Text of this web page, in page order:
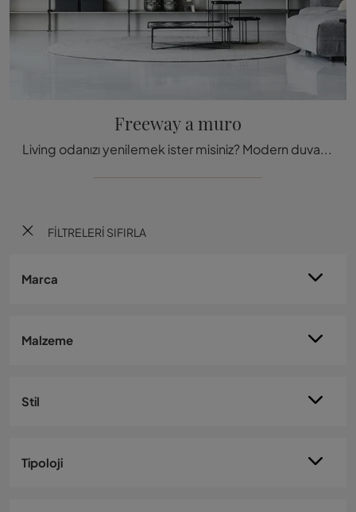
FILTRELERI SIFIRLA
Marca
Malzeme
Stil
Tipoloji
Freeway a muro
Living odanızı yenilemek ister misiniz? Modern duvara monte kitaplıklar hakkında daha fazla bilgi edinin ve iç mekanlarınızı Freeway